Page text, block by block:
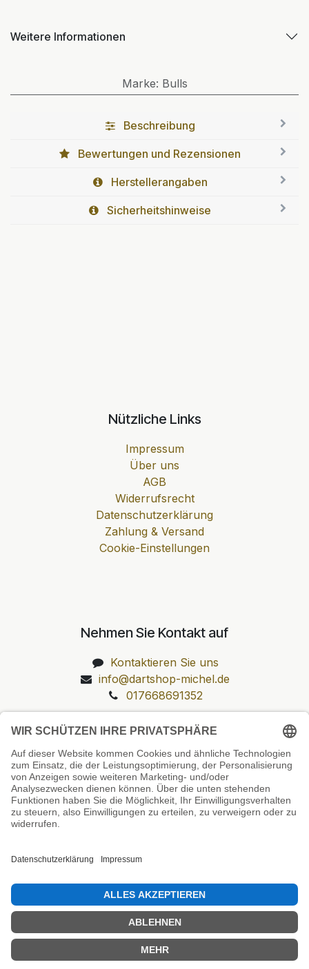
Weitere Informationen
Marke: Bulls
Beschreibung
Bewertungen und Rezensionen
Herstellerangaben
Sicherheitshinweise
Nützliche Links
Impressum
Über uns
AGB
Widerrufsrecht
Datenschutzerklärung
Zahlung & Versand
Cookie-Einstellungen
Nehmen Sie Kontakt auf
Kontaktieren Sie uns
info@dartshop-michel.de
017668691352
Unsere Prüfsiegel